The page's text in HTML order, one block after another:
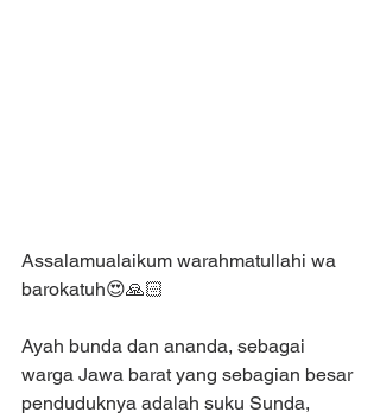
Assalamualaikum warahmatullahi wa
barokatuh😍🙏🏻
Ayah bunda dan ananda, sebagai
warga Jawa barat yang sebagian besar
penduduknya adalah suku Sunda,